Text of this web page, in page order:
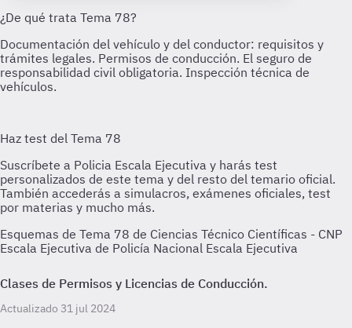
Esquemas de Tema 78 de Ciencias Técnico Científicas - CNP
Escala Ejecutiva de Policía Nacional Escala Ejecutiva
Clases de Permisos y Licencias de Conducción.
Actualizado 31 jul 2024